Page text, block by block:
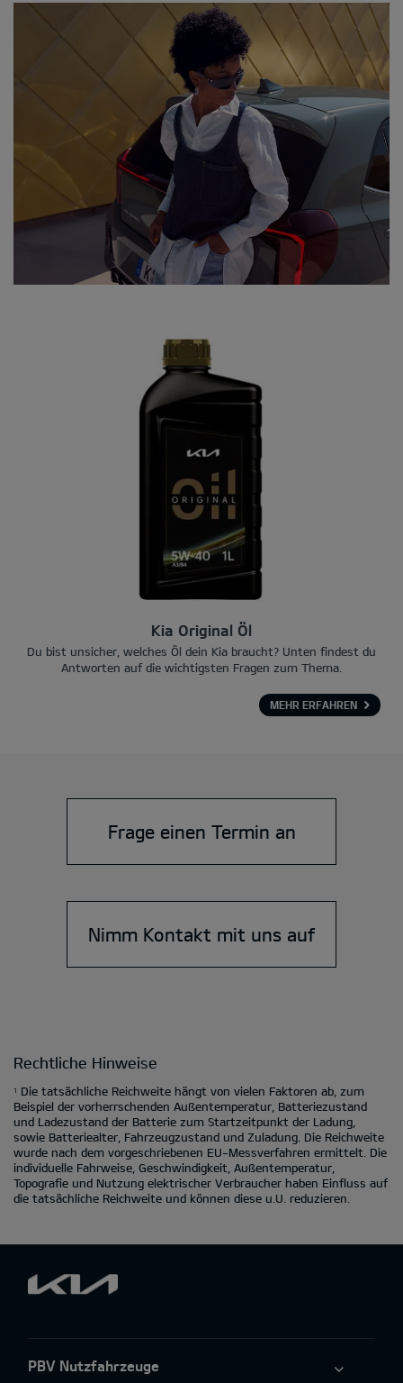
Kia Original Öl
Du bist unsicher, welches Öl dein Kia braucht? Unten findest du
Antworten auf die wichtigsten Fragen zum Thema.
MEHR ERFAHREN
Frage einen Termin an
Nimm Kontakt mit uns auf
Rechtliche Hinweise
1
Die tatsächliche Reichweite hängt von vielen Faktoren ab, zum
Beispiel der vorherrschenden Außentemperatur, Batteriezustand
und Ladezustand der Batterie zum Startzeitpunkt der Ladung,
sowie Batteriealter, Fahrzeugzustand und Zuladung. Die Reichweite
wurde nach dem vorgeschriebenen EU-Messverfahren ermittelt. Die
individuelle Fahrweise, Geschwindigkeit, Außentemperatur,
Topografie und Nutzung elektrischer Verbraucher haben Einfluss auf
die tatsächliche Reichweite und können diese u.U. reduzieren.
PBV Nutzfahrzeuge